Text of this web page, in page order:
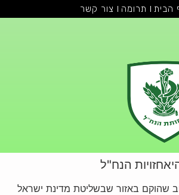
הבית תרומה צור קשר
הנח"ל
שהוקם באזור שבשליטת מדינת ישראל